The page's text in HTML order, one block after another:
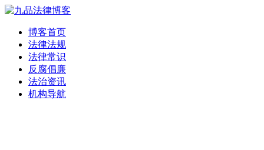
博客首页
法律法规
法律常识
反腐倡廉
法治资讯
机构导航